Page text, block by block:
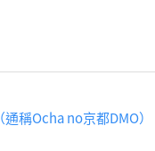
稱Ocha no京都DMO）